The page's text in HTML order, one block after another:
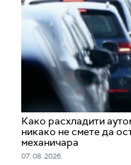
Како расхладити
никако не смете да
механичара
07. 08. 2026.